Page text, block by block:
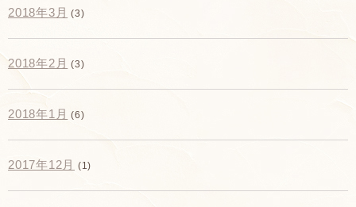
2018年3月 (3)
2018年2月 (3)
2018年1月 (6)
2017年12月 (1)